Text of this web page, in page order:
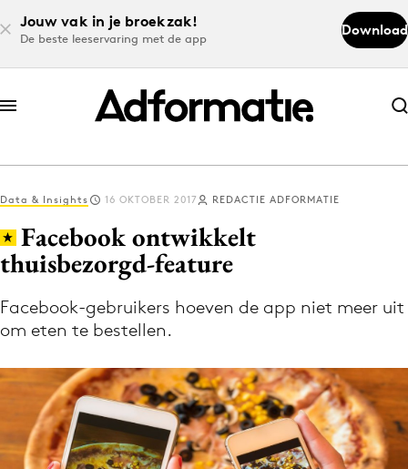
Jouw vak in je broekzak!
De beste leeservaring met de app
Download
Abonneer nu
Abonneer nu
Log in
Volg het laatste nieuws via de Adformatie
Nieuws app
Data & Insights 16 OKTOBER 2017 REDACTIE ADFORMATIE
Facebook ontwikkelt
thuisbezorgd-feature
Facebook-gebruikers hoeven de app niet meer uit
om eten te bestellen.